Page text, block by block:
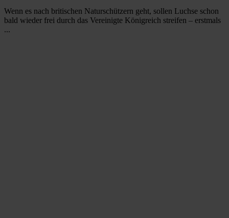
Wenn es nach britischen Naturschützern geht, sollen Luchse schon
bald wieder frei durch das Vereinigte Königreich streifen – erstmals
...